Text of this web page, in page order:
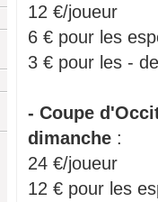
12 €/joueur
6 € pour les
3 € pour les -
- Coupe
dimanche :
24 €/joueur
12 € pour les